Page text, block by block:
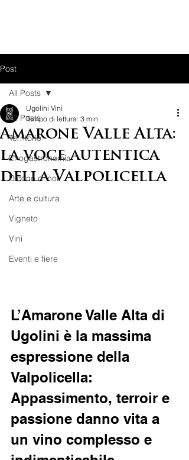
Post
All Posts
Territorio
Enogastronomia
Dicono di noi
Arte e cultura
Vigneto
Vini
Eventi e fiere
All Posts
Amarone Valle Alta:
la voce autentica
della Valpolicella
Ugolini Vini
Tempo di lettura: 3 min
L’Amarone Valle Alta di
Ugolini è la massima
espressione della
Valpolicella:
Appassimento, terroir e
passione danno vita a
un vino complesso e